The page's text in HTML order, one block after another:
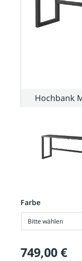
Farbe
Bitte wählen
749,00 €
Hochbank